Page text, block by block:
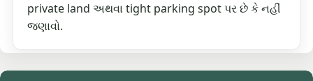
private land અથવા tight parking spot પર છે કે નહીં
જણાવો.